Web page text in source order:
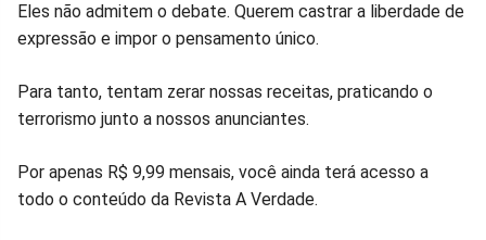
Eles não admitem o debate. Querem castrar a liberdade de
expressão e impor o pensamento único.
Para tanto, tentam zerar nossas receitas, praticando o
terrorismo junto a nossos anunciantes.
Por apenas R$ 9,99 mensais, você ainda terá acesso a
todo o conteúdo da Revista A Verdade.